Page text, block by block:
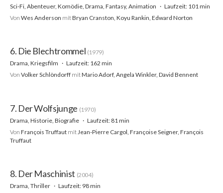
Sci-Fi, Abenteuer, Komödie, Drama, Fantasy, Animation
Laufzeit: 101 min
Von Wes Anderson mitBryan Cranston, Koyu Rankin, Edward Norton
6. Die Blechtrommel (1979)
Drama, Kriegsfilm
Laufzeit: 162 min
Von Volker Schlöndorff mitMario Adorf, Angela Winkler, David Bennent
7. Der Wolfsjunge (1970)
Drama, Historie, Biografie
Laufzeit: 81 min
Von François Truffaut mit Jean-Pierre Cargol, Françoise Seigner, François
Truffaut
8. Der Maschinist (2004)
Drama, Thriller
Laufzeit: 98 min